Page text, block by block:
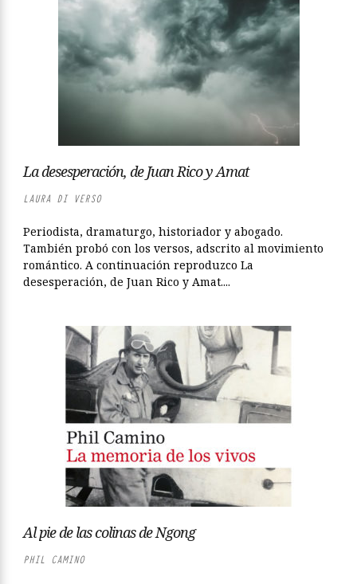
La desesperación, de Juan Rico y Amat
LAURA DI VERSO
Periodista, dramaturgo, historiador y abogado.
También probó con los versos, adscrito al movimiento
romántico. A continuación reproduzco La
desesperación, de Juan Rico y Amat....
Al pie de las colinas de Ngong
PHIL CAMINO